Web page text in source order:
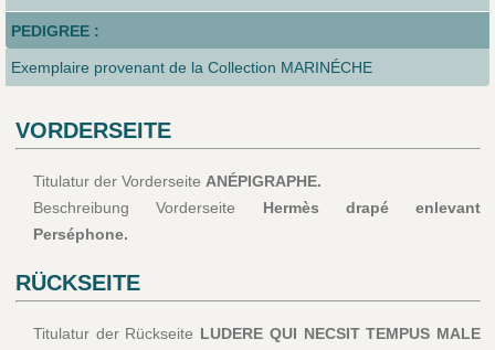
PEDIGREE :
Exemplaire provenant de la Collection MARINÉCHE
VORDERSEITE
Titulatur der Vorderseite ANÉPIGRAPHE.
Beschreibung Vorderseite Hermès drapé enlevant
Perséphone.
RÜCKSEITE
Titulatur der Rückseite LUDERE QUI NECSIT TEMPUS MALE